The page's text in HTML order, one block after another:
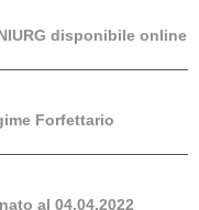
disponibile online
Forfettario
al 04.04.2022